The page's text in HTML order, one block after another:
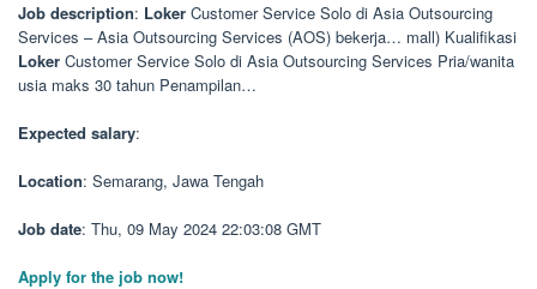
Job description: Loker Customer Service Solo di Asia Outsourcing
Services – Asia Outsourcing Services (AOS) bekerja… mall) Kualifikasi
Loker Customer Service Solo di Asia Outsourcing Services Pria/wanita
usia maks 30 tahun Penampilan…
Expected salary:
Location: Semarang, Jawa Tengah
Job date: Thu, 09 May 2024 22:03:08 GMT
Apply for the job now!